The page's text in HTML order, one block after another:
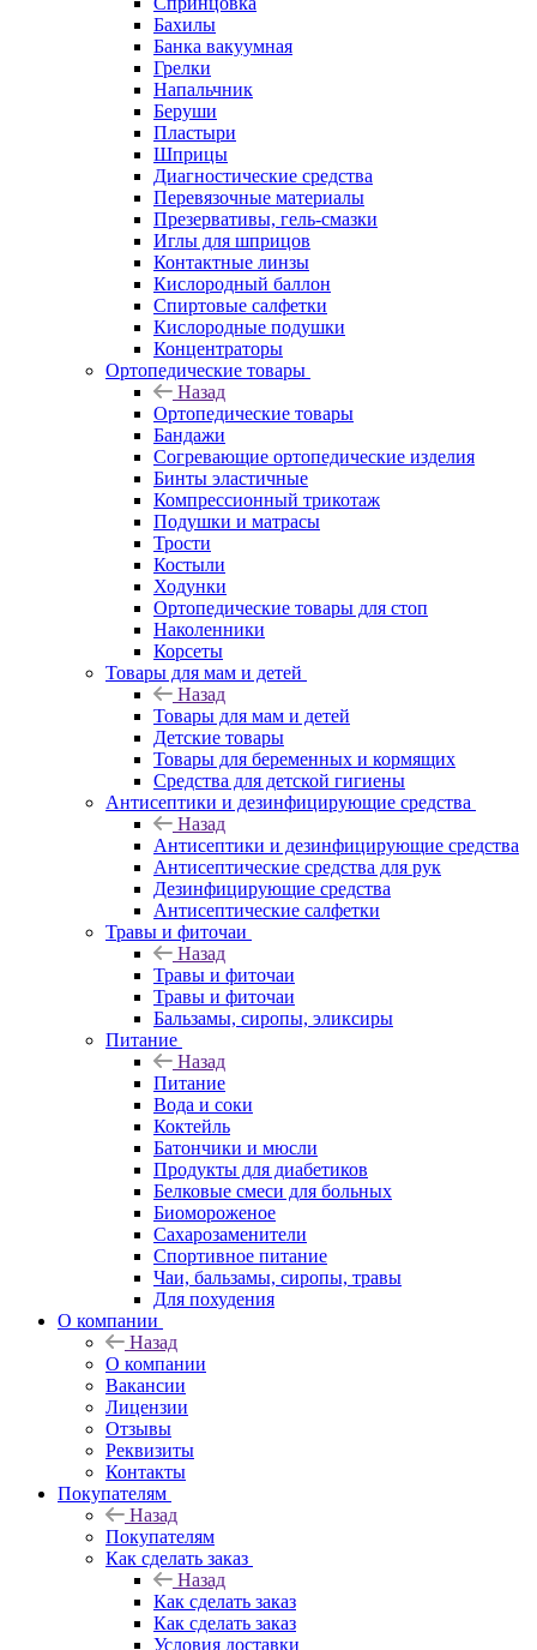
Бахилы
Банка вакуумная
Грелки
Напальчник
Беруши
Пластыри
Шприцы
Диагностические средства
Перевязочные материалы
Презервативы, гель-смазки
Иглы для шприцов
Контактные линзы
Кислородный баллон
Спиртовые салфетки
Кислородные подушки
Концентраторы
Ортопедические товары
Назад
Ортопедические товары
Бандажи
Согревающие ортопедические изделия
Бинты эластичные
Компрессионный трикотаж
Подушки и матрасы
Трости
Костыли
Ходунки
Ортопедические товары для стоп
Наколенники
Корсеты
Товары для мам и детей
Назад
Товары для мам и детей
Детские товары
Товары для беременных и кормящих
Средства для детской гигиены
Антисептики и дезинфицирующие средства
Назад
Антисептики и дезинфицирующие средства
Антисептические средства для рук
Дезинфицирующие средства
Антисептические салфетки
Травы и фиточаи
Назад
Травы и фиточаи
Травы и фиточаи
Бальзамы, сиропы, эликсиры
Питание
Назад
Питание
Вода и соки
Коктейль
Батончики и мюсли
Продукты для диабетиков
Белковые смеси для больных
Биомороженое
Сахарозаменители
Спортивное питание
Чаи, бальзамы, сиропы, травы
Для похудения
О компании
Назад
О компании
Вакансии
Лицензии
Отзывы
Реквизиты
Контакты
Покупателям
Назад
Покупателям
Как сделать заказ
Назад
Как сделать заказ
Как сделать заказ
Условия доставки